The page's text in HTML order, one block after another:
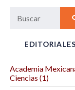
EDITORIALES
Academia
Ciencias (1)